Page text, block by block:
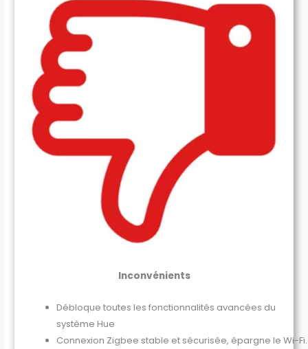
Inconvénients
Débloque toutes les fonctionnalités avancées du
système Hue
Connexion Zigbee stable et sécurisée, épargne le Wi-Fi.